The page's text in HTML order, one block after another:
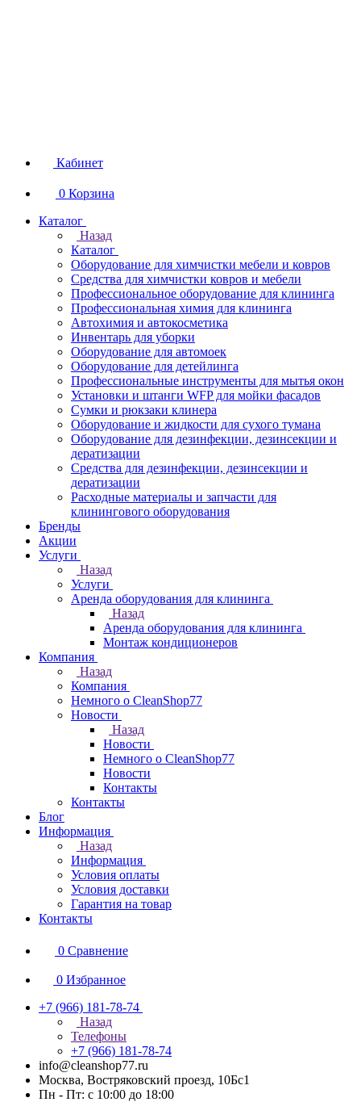
Кабинет
0 Корзина
Каталог
Назад
Каталог
Оборудование для химчистки мебели и ковров
Средства для химчистки ковров и мебели
Профессиональное оборудование для клининга
Профессиональная химия для клининга
Автохимия и автокосметика
Инвентарь для уборки
Оборудование для автомоек
Оборудование для детейлинга
Профессиональные инструменты для мытья окон
Установки и штанги WFP для мойки фасадов
Сумки и рюкзаки клинера
Оборудование и жидкости для сухого тумана
Оборудование для дезинфекции, дезинсекции и
дератизации
Средства для дезинфекции, дезинсекции и
дератизации
Расходные материалы и запчасти для
клинингового оборудования
Бренды
Акции
Услуги
Назад
Услуги
Аренда оборудования для клининга
Назад
Аренда оборудования для клининга
Монтаж кондиционеров
Компания
Назад
Компания
Немного о CleanShop77
Новости
Назад
Новости
Немного о CleanShop77
Новости
Контакты
Контакты
Блог
Информация
Назад
Информация
Условия оплаты
Условия доставки
Гарантия на товар
Контакты
0 Сравнение
0 Избранное
+7 (966) 181-78-74
Назад
Телефоны
+7 (966) 181-78-74
info@cleanshop77.ru
Москва, Востряковский проезд, 10Бс1
Пн - Пт: с 10:00 до 18:00